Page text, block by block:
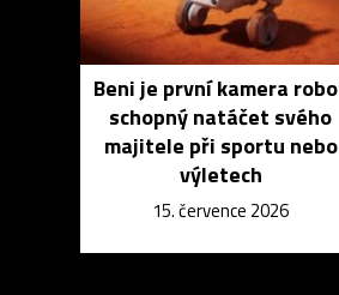
Beni je první kamera
schopný natáčet svého
majitele při sportu nebo
výletech
15. července 2026